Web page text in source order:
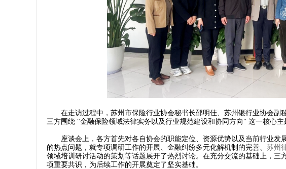
在走访过程中，苏州市保险行业协会秘书长邵明佳、苏州银行业协会副
三方围绕 "金融保险领域法律实务以及行业规范建设和协同方向" 这一核心主
座谈会上，各方首先对各自协会的职能定位、资源优势以及当前行业发
的热点问题，就专项调研工作的开展、金融纠纷多元化解机制的完善、 苏州
领域培训研讨活动的策划等话题展开了热烈讨论。在充分交流的基础上，
项重要共识，为后续工作的开展奠定了坚实基础。